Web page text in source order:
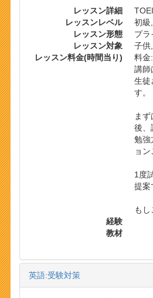
レッスン詳細
レッスンレベル
初級
レッスン形態
プラ
レッスン対象
子供
レッスン料金(時間当り)
料金
講師
生徒
す。
ま
後、
勉強
ョ
1度
提案
も
経験
教材
英語:受験対策